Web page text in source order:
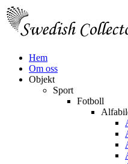
Hem
Om oss
Objekt
Sport
Fotboll